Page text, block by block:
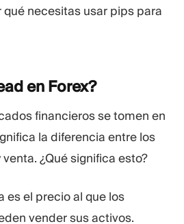
qué necesitas usar pips para
en Forex?
financieros se tomen en
la diferencia entre los
¿Qué significa esto?
es el precio al que los
vender sus activos.